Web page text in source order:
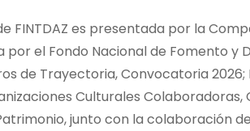
FINTDAZ es presentada por la
por el Fondo Nacional de Fomento y
de Trayectoria, Convocatoria
Culturales Colaboradoras,
junto con la colaboración